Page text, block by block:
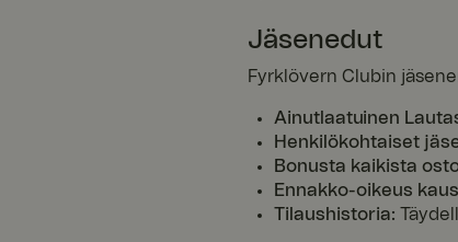
Jäsenedut
Fyrklövern Clubin
Ainutlaatuinen
Henkilökohtaiset
Bonusta kaikista
Ennakko-oikeus
Tilaushistoria: